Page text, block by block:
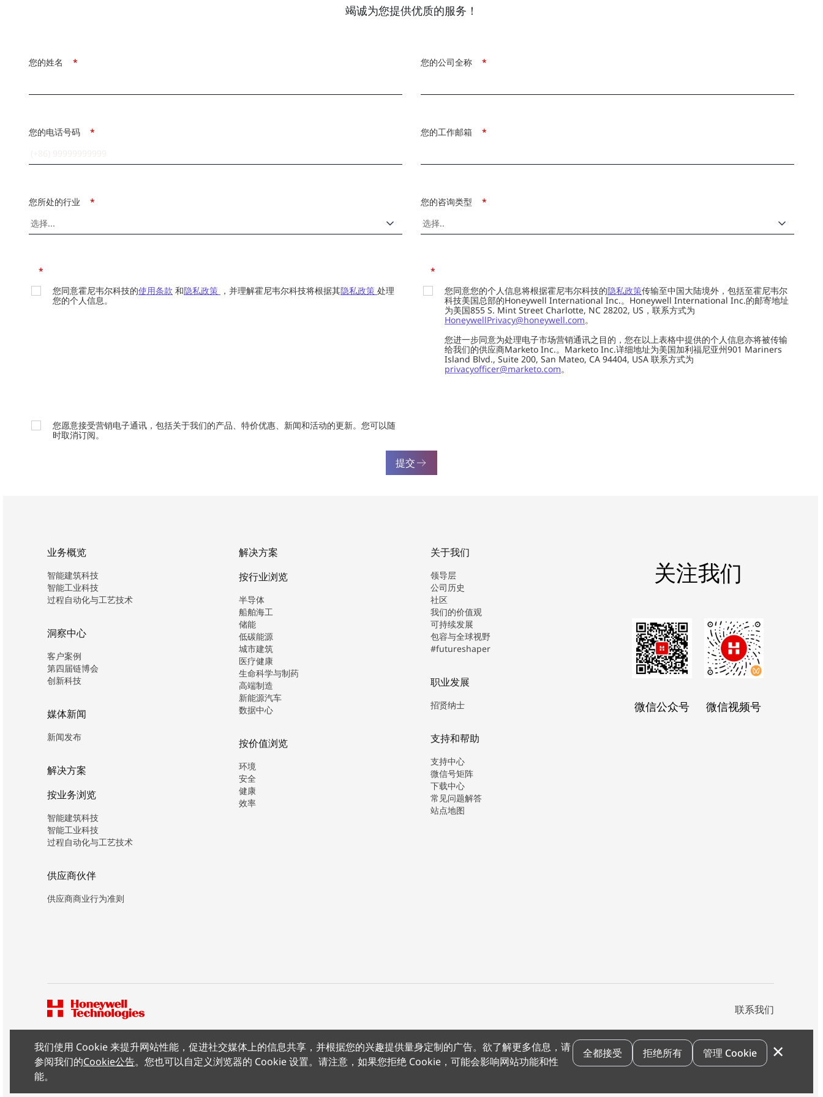
竭诚为您提供优质的服务！
*
您的姓名 *
您的公司全称
*
您的电话号码 *
您的工作邮箱
*
您所处的行业 *
您的咨询类型
*
您同意霍尼韦尔科技的使用条款 和隐私政策 ，并理解霍尼韦尔科技将根据其隐私政策 处理
您的个人信息。
*
您同意您的个人信息将根据霍尼韦尔科技的隐私政策传输至中国大陆境外，包括至霍尼韦尔
科技美国总部的Honeywell International Inc.。Honeywell International Inc.的邮寄地址
为美国855 S. Mint Street Charlotte, NC 28202, US，联系方式为
HoneywellPrivacy@honeywell.com。
您进一步同意为处理电子市场营销通讯之目的，您在以上表格中提供的个人信息亦将被传输
给我们的供应商Marketo Inc.。Marketo Inc.详细地址为美国加利福尼亚州901 Mariners
Island Blvd., Suite 200, San Mateo, CA 94404, USA 联系方式为
privacyofficer@marketo.com。
您愿意接受营销电子通讯，包括关于我们的产品、特价优惠、新闻和活动的更新。您可以随
时取消订阅。
提交
我们使用 Cookie 来提升网站性能，促进社交媒体上的信息共享，并根据您的兴趣提供量身定制的广告。欲了解更多信息，请
参阅我们的Cookie公告。您也可以自定义浏览器的 Cookie 设置。请注意，如果您拒绝 Cookie，可能会影响网站功能和性
能。
全都接受 拒绝所有 管理 Cookie ×
业务概览
智能建筑科技
智能工业科技
过程自动化与工艺技术
洞察中心
客户案例
第四届链博会
创新科技
媒体新闻
新闻发布
解决方案
按业务浏览
智能建筑科技
智能工业科技
过程自动化与工艺技术
供应商伙伴
供应商商业行为准则
解决方案
按行业浏览
半导体
船舶海工
储能
低碳能源
城市建筑
医疗健康
生命科学与制药
高端制造
新能源汽车
数据中心
按价值浏览
环境
安全
健康
效率
关于我们
领导层
公司历史
社区
我们的价值观
可持续发展
包容与全球视野
#futureshaper
职业发展
招贤纳士
支持和帮助
支持中心
微信号矩阵
下载中心
常见问题解答
站点地图
关注我们
微信公众号 微信视频号
联系我们
版权所有 ©2026 霍尼韦尔（中国）有限公司 沪公网安备 31011502012180号沪ICP备15008415号条款条约隐私声明 您的隐私选项 霍尼韦尔科技Cookie通知退订 漏洞报告